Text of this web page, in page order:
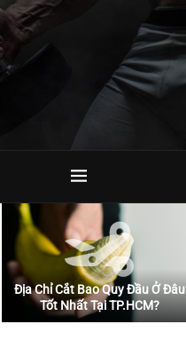
Địa Chỉ Cắt Bao Quy Đầu Ở Đâu
Tốt Nhất Tại TP.HCM?